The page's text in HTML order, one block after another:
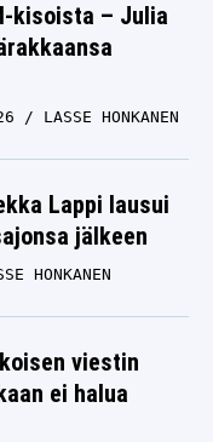
kisoista – Julia
LASSE HONKANEN
Lappi lausui
jälkeen
HONKANEN
viestin
ei halua